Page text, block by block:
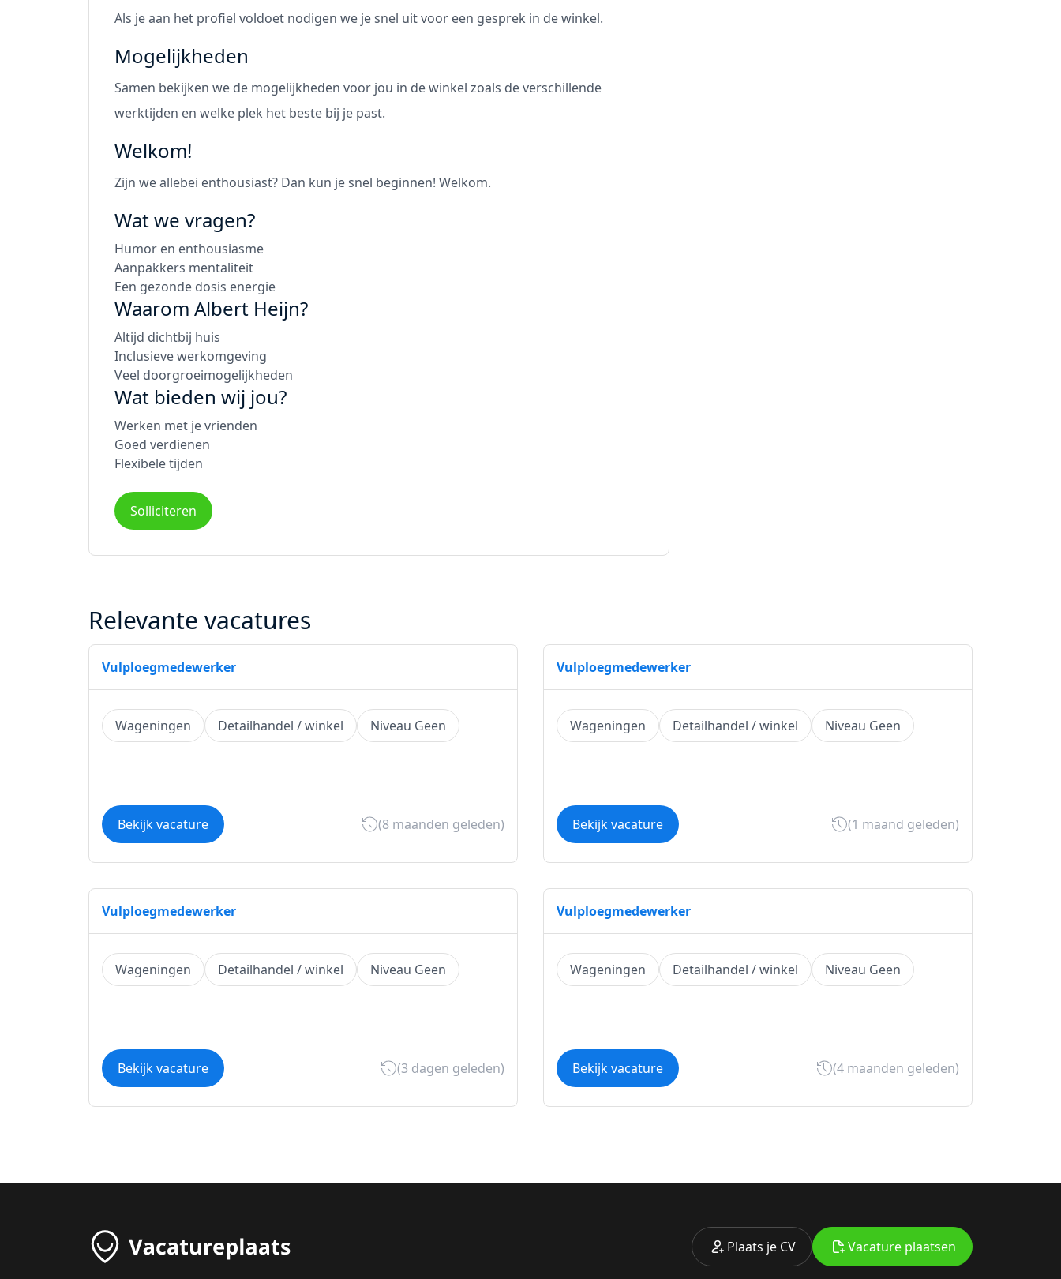
Als je aan het profiel voldoet nodigen we je snel uit voor een gesprek in de winkel.
Mogelijkheden
Samen bekijken we de mogelijkheden voor jou in de winkel zoals de verschillende
werktijden en welke plek het beste bij je past.
Welkom!
Zijn we allebei enthousiast? Dan kun je snel beginnen! Welkom.
Wat we vragen?
Humor en enthousiasme
Aanpakkers mentaliteit
Een gezonde dosis energie
Waarom Albert Heijn?
Altijd dichtbij huis
Inclusieve werkomgeving
Veel doorgroeimogelijkheden
Wat bieden wij jou?
Werken met je vrienden
Goed verdienen
Flexibele tijden
Solliciteren
Relevante vacatures
Vulploegmedewerker
Wageningen Detailhandel / winkel Niveau Geen
Bekijk vacature (8 maanden geleden)
Vulploegmedewerker
Wageningen Detailhandel / winkel Niveau Geen
Bekijk vacature (1 maand geleden)
Vulploegmedewerker
Wageningen Detailhandel / winkel Niveau Geen
Bekijk vacature (3 dagen geleden)
Vulploegmedewerker
Wageningen Detailhandel / winkel Niveau Geen
Bekijk vacature (4 maanden geleden)
Plaats je CV Vacature plaatsen